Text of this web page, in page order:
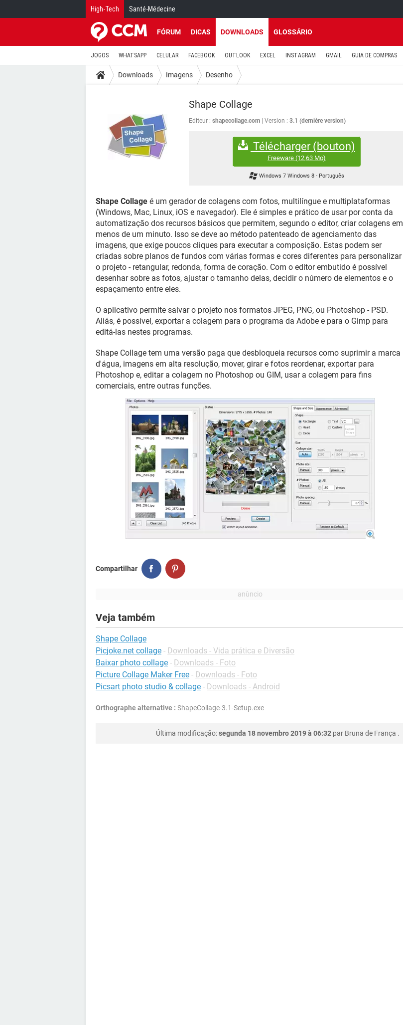
High-Tech Santé-Médecine
FÓRUM DICAS DOWNLOADS GLOSSÁRIO
JOGOS WHATSAPP CELULAR FACEBOOK OUTLOOK EXCEL INSTAGRAM GMAIL GUIA DE COMPRAS
Downloads Imagens Desenho
Shape Collage
Editeur : shapecollage.com Version : 3.1 (dernière version)
Télécharger (bouton)
Freeware (12,63 Mo)
Windows 7 Windows 8- Português
Shape Collage é um gerador de colagens com fotos, multilíngue e multiplataformas
(Windows, Mac, Linux, iOS e navegador). Ele é simples e prático de usar por conta da
automatização dos recursos básicos que permitem, segundo o editor, criar colagens em
menos de um minuto. Isso se deve ao método patenteado de agenciamento das
imagens, que exige poucos cliques para executar a composição. Estas podem ser
criadas sobre planos de fundos com várias formas e cores diferentes para personalizar
o projeto - retangular, redonda, forma de coração. Com o editor embutido é possível
desenhar sobre as fotos, ajustar o tamanho delas, decidir o número de elementos e o
espaçamento entre eles.
O aplicativo permite salvar o projeto nos formatos JPEG, PNG, ou Photoshop - PSD.
Aliás, é possível, exportar a colagem para o programa da Adobe e para o Gimp para
editá-las nestes programas.
Shape Collage tem uma versão paga que desbloqueia recursos como suprimir a marca
d'água, imagens em alta resolução, mover, girar e fotos reordenar, exportar para
Photoshop e, editar a colagem no Photoshop ou GIM, usar a colagem para fins
comerciais, entre outras funções.
Compartilhar
Veja também
Shape Collage
Picjoke.net collage - Downloads - Vida prática e Diversão
Baixar photo collage - Downloads - Foto
Picture Collage Maker Free - Downloads - Foto
Picsart photo studio & collage - Downloads - Android
Orthographe alternative : ShapeCollage-3.1-Setup.exe
Última modificação:segunda 18 novembro 2019 à 06:32 par Bruna de França .